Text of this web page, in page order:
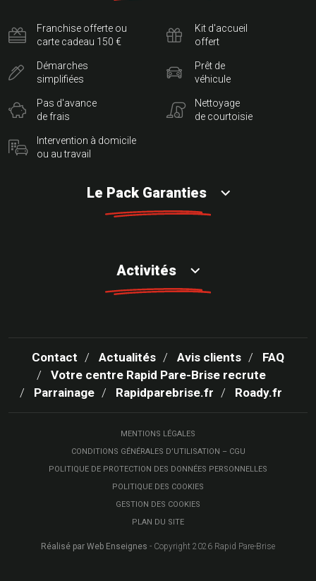
Franchise offerte ou
carte cadeau 150 €
Démarches
simplifiées
Pas d'avance
de frais
Intervention à domicile
ou au travail
Kit d'accueil
offert
Prêt de
véhicule
Nettoyage
de courtoisie
Le Pack Garanties
Activités
Contact Actualités Avis clients
FAQ
Votre centre Rapid Pare-Brise recrute
Parrainage
Rapidparebrise.fr Roady.fr
MENTIONS LÉGALES
CONDITIONS GÉNÉRALES D’UTILISATION – CGU
POLITIQUE DE PROTECTION DES DONNÉES PERSONNELLES
POLITIQUE DES COOKIES
GESTION DES COOKIES
PLAN DU SITE
Réalisé par Web Enseignes - Copyright 2026 Rapid Pare-Brise